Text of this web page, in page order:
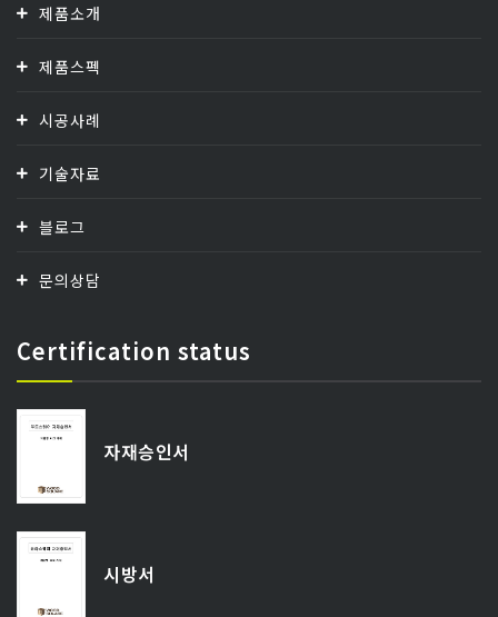
제품소개
제품스펙
시공사례
기술자료
블로그
문의상담
Certification status
자재승인서
시방서